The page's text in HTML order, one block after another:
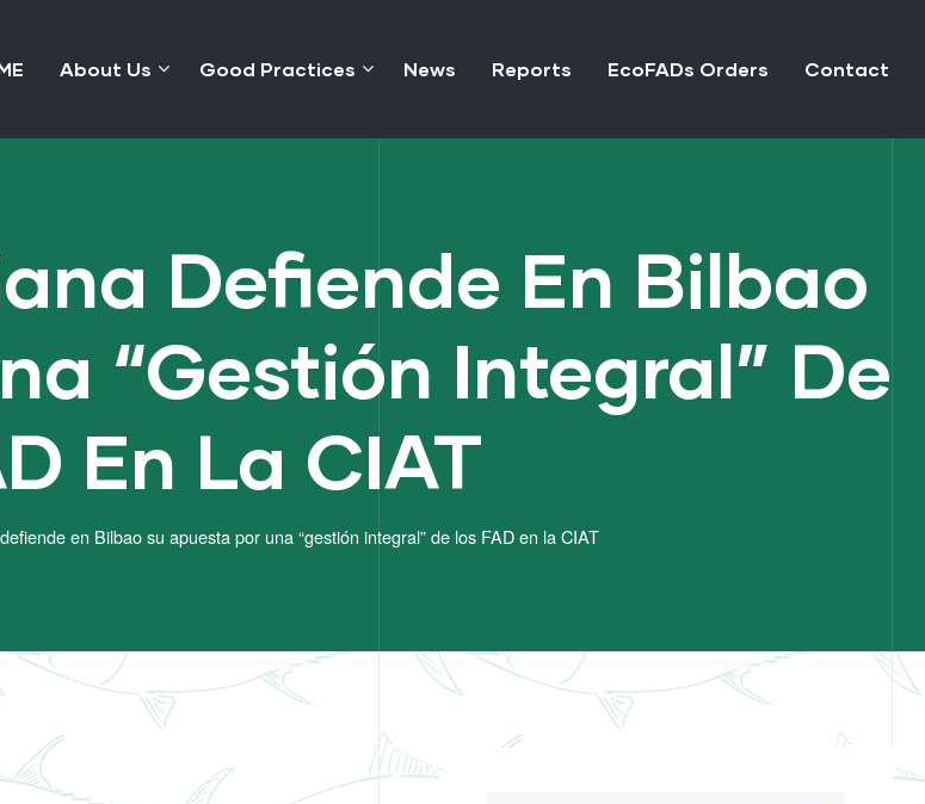
About Us Good Practices News Reports EcoFADs Orders Contact
Defiende En Bilbao
“gestión Integral” De
En La CIAT
en Bilbao su apuesta por una “gestión integral” de los FAD en la CIAT